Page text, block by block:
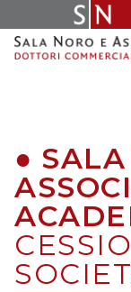
to
content
●